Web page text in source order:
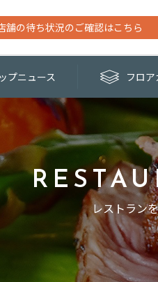
舗の待ち状況のご確認はこちら
プニュース フロア
レストラン